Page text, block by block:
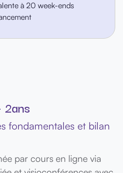
à 20 week-ends
2ans
fondamentales et bilan
par cours en ligne via